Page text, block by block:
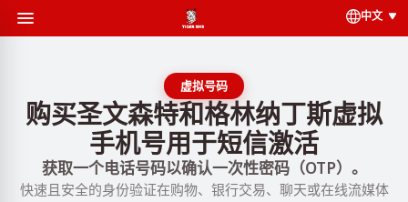
中文
虚拟号码
购买圣文森特和格林纳丁斯虚拟
手机号用于短信激活
获取一个电话号码以确认一次性密码（OTP）。
快速且安全的身份验证在购物、银行交易、聊天或在线流媒体